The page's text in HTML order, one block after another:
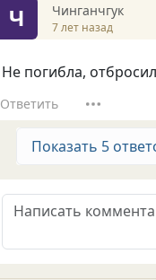
Ч Чинганчгук
7 лет назад
Не погибла,
Ответить
Показать 5